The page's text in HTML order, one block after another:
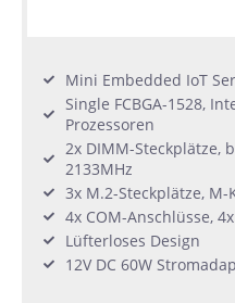
Mini Embedded IoT
Single FCBGA-1528,
Prozessoren
2x DIMM-Steckplätze,
2133MHz
3x M.2-Steckplätze, M-
4x COM-Anschlüsse,
Lüfterloses Design
12V DC 60W